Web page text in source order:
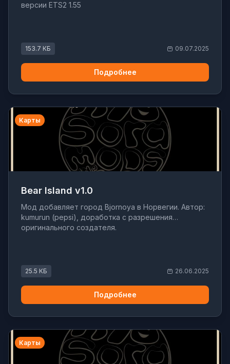
версии ETS2 1.55
153.7 КБ 09.07.2025
Подробнее
Карты
Bear Island v1.0
Мод добавляет город Bjornoya в Норвегии. Автор:
kumurun (pepsi), доработка с разрешения
оригинального создателя.
25.5 КБ 26.06.2025
Подробнее
Карты